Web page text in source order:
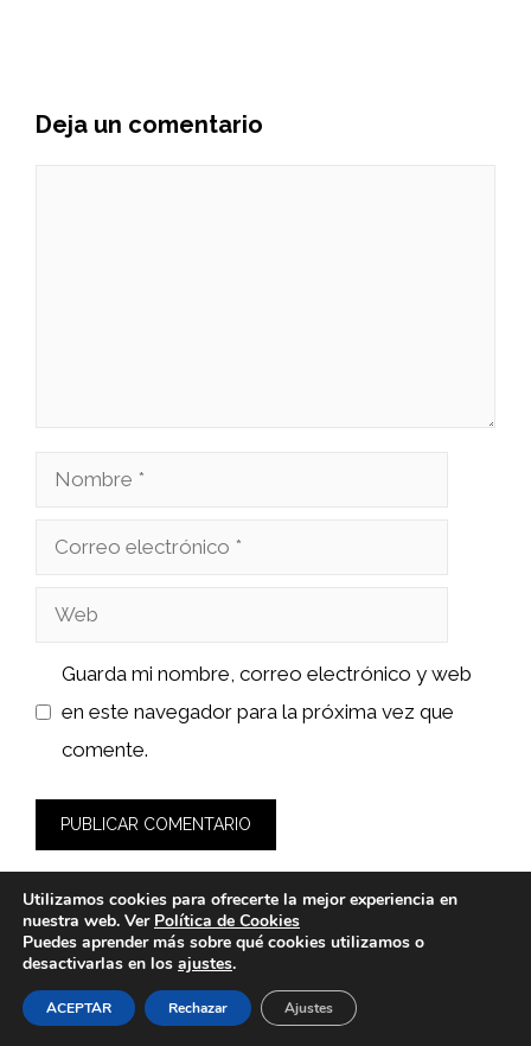
Deja un comentario
Nombre
Correo
Web
Guarda mi nombre, correo electrónico y web
en este navegador para la próxima vez que
comente.
© 2026 clindent.es -Política de Privacidad y Aviso Legal
Política de cookies
Utilizamos cookies para ofrecerte la mejor experiencia en
nuestra web. Ver Política de Cookies
Puedes aprender más sobre qué cookies utilizamos o
desactivarlas en los ajustes.
ACEPTAR Rechazar Ajustes